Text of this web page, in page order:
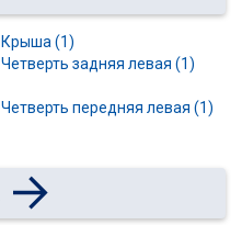
Крыша (1)
Четверть задняя левая (1)
Четверть передняя левая (1)